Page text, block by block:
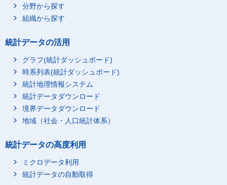
分野から探す
組織から探す
統計データの活用
グラフ(統計ダッシュボード)
時系列表(統計ダッシュボード)
統計地理情報システム
統計データダウンロード
境界データダウンロード
地域（社会・人口統計体系）
統計データの高度利用
ミクロデータ利用
統計データの自動取得